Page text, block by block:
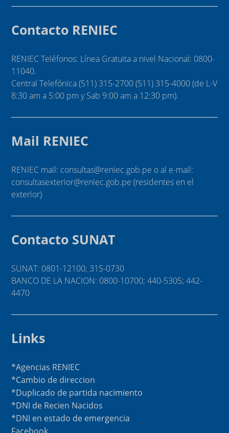
Contacto RENIEC
RENIEC Teléfonos: Línea Gratuita a nivel Nacional: 0800-
11040.
Central Telefónica (511) 315-2700 (511) 315-4000 (de L-V
8:30 am a 5:00 pm y Sab 9:00 am a 12:30 pm).
Mail RENIEC
RENIEC mail: consultas@reniec.gob.pe o al e-mail:
consultasexterior@reniec.gob.pe (residentes en el
exterior)
Contacto SUNAT
SUNAT: 0801-12100; 315-0730
BANCO DE LA NACION: 0800-10700; 440-5305; 442-
4470
Links
*Agencias RENIEC
*Cambio de direccion
*Duplicado de partida nacimiento
*DNI de Recien Nacidos
*DNI en estado de emergencia